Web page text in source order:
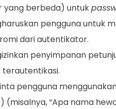
yang berbeda) untuk
pengguna untuk
dari autentikator.
penyimpanan
pengguna
(misalnya, “Apa nama